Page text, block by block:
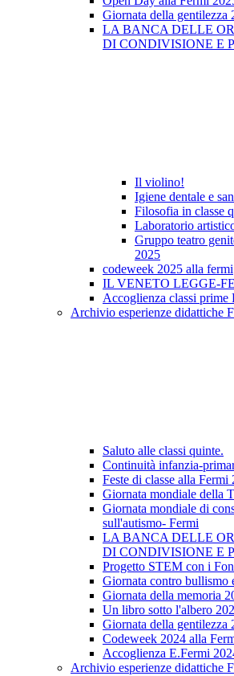
Giornata della gentilezza
LA BANCA DELLE
DI CONDIVISIONE E
Il violino!
Igiene dentale e
Filosofia in classe
Laboratorio
Gruppo teatro
2025
codeweek 2025 alla fermi
IL VENETO LEGGE-
Accoglienza classi prime
Archivio esperienze didattiche
Saluto alle classi quinte.
Continuità infanzia-
Feste di classe alla Fermi
Giornata mondiale della
Giornata mondiale di
sull'autismo- Fermi
LA BANCA DELLE
DI CONDIVISIONE E
Progetto STEM con i
Giornata contro bullismo
Giornata della memoria
Un libro sotto l'albero
Giornata della gentilezza
Codeweek 2024 alla
Accoglienza E.Fermi
Archivio esperienze didattiche